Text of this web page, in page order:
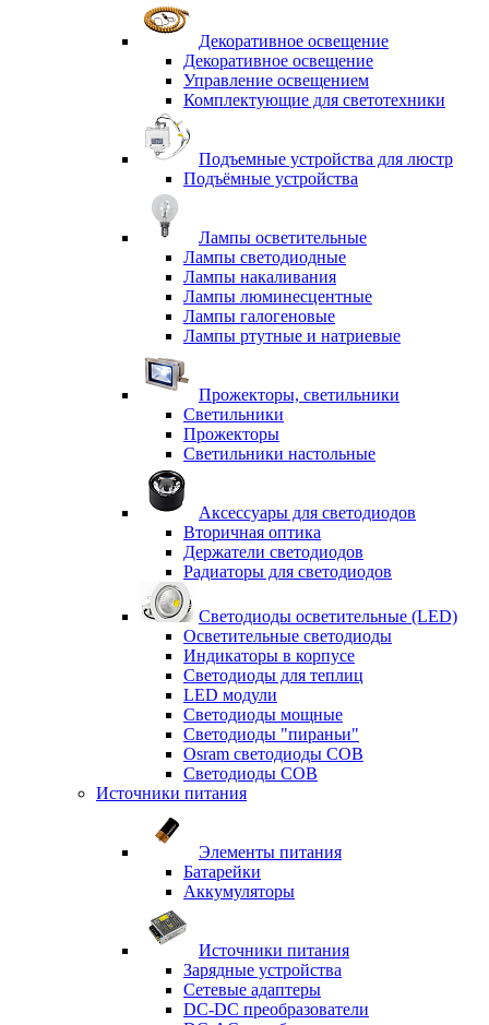
Декоративное освещение
Декоративное освещение
Управление освещением
Комплектующие для светотехники
Подъемные устройства для люстр
Подъёмные устройства
Лампы осветительные
Лампы светодиодные
Лампы накаливания
Лампы люминесцентные
Лампы галогеновые
Лампы ртутные и натриевые
Прожекторы, светильники
Светильники
Прожекторы
Светильники настольные
Аксессуары для светодиодов
Вторичная оптика
Держатели светодиодов
Радиаторы для светодиодов
Светодиоды осветительные (LED)
Осветительные светодиоды
Индикаторы в корпусе
Светодиоды для теплиц
LED модули
Светодиоды мощные
Светодиоды "пираньи"
Osram светодиоды COB
Светодиоды COB
Источники питания
Элементы питания
Батарейки
Аккумуляторы
Источники питания
Зарядные устройства
Сетевые адаптеры
DC-DC преобразователи